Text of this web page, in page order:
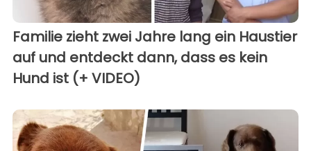
Familie zieht zwei Jahre lang ein Haustier
auf und entdeckt dann, dass es kein
Hund ist (+ VIDEO)